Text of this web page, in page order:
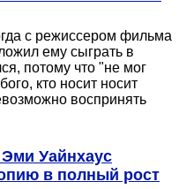
с режиссером фильма
ему сыграть в
потому что "не мог
кто носит носит
воспринять
Уайнхаус
в полный рост